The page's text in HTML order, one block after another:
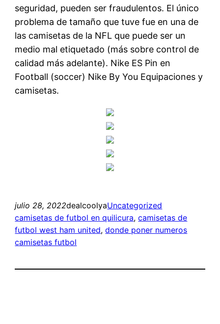
seguridad, pueden ser fraudulentos. El único
problema de tamaño que tuve fue en una de
las camisetas de la NFL que puede ser un
medio mal etiquetado (más sobre control de
calidad más adelante). Nike ES Pin en
Football (soccer) Nike By You Equipaciones y
camisetas.
julio 28, 2022dealcoolyaUncategorized
camisetas de futbol en quilicura, camisetas de
futbol west ham united, donde poner numeros
camisetas futbol